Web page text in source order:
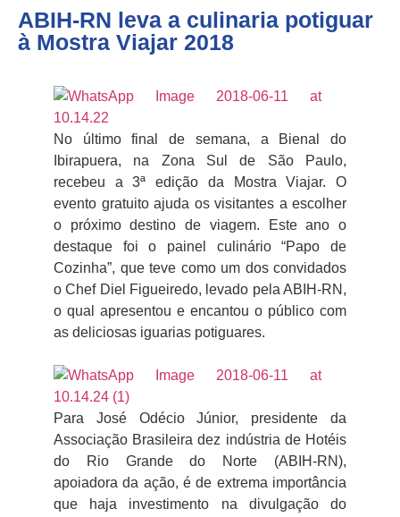
ABIH-RN leva a culinaria potiguar
à Mostra Viajar 2018
No último final de semana, a Bienal do
Ibirapuera, na Zona Sul de São Paulo,
recebeu a 3ª edição da Mostra Viajar. O
evento gratuito ajuda os visitantes a escolher
o próximo destino de viagem. Este ano o
destaque foi o painel culinário “Papo de
Cozinha”, que teve como um dos convidados
o Chef Diel Figueiredo, levado pela ABIH-RN,
o qual apresentou e encantou o público com
as deliciosas iguarias potiguares.
Para José Odécio Júnior, presidente da
Associação Brasileira dez indústria de Hotéis
do Rio Grande do Norte (ABIH-RN),
apoiadora da ação, é de extrema importância
que haja investimento na divulgação do